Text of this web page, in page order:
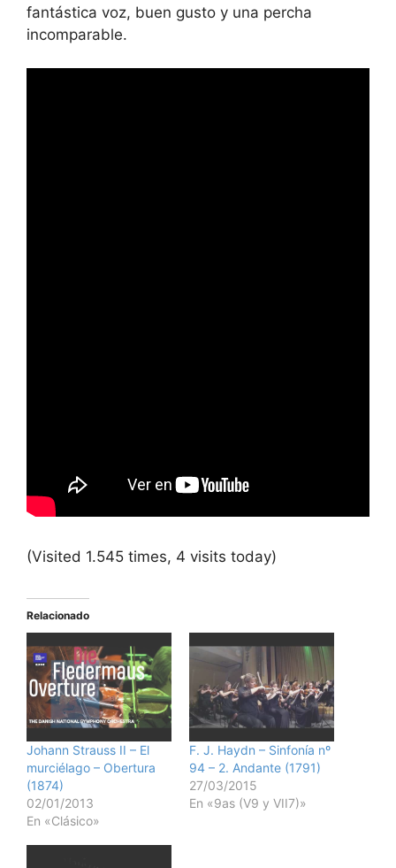
fantástica voz, buen gusto y una percha
incomparable.
(Visited 1.545 times, 4 visits today)
Relacionado
Johann Strauss II – El
murciélago – Obertura
(1874)
02/01/2013
En «Clásico»
F. J. Haydn – Sinfonía nº
94 – 2. Andante (1791)
27/03/2015
En «9as (V9 y VII7)»